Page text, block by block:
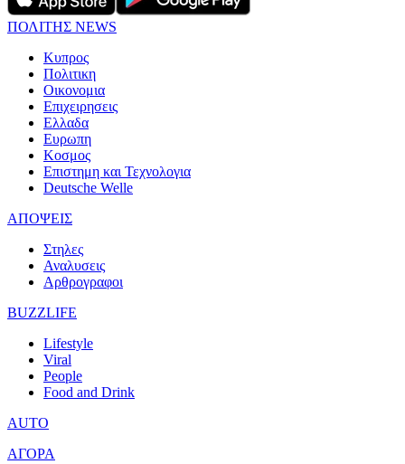
ΠΟΛΙΤΗΣ NEWS
Κυπρος
Πολιτικη
Οικονομια
Επιχειρησεις
Ελλαδα
Ευρωπη
Κοσμος
Επιστημη και Τεχνολογια
Deutsche Welle
ΑΠΟΨΕΙΣ
Στηλες
Αναλυσεις
Αρθρογραφοι
BUZZLIFE
Lifestyle
Viral
People
Food and Drink
AUTO
ΑΓΟΡΑ